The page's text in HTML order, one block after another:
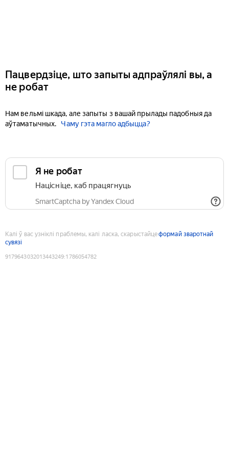
Пацвердзіце, што запыты адпраўлялі вы, а
не робат
Нам вельмі шкада, але запыты з вашай прылады падобныя да
аўтаматычных.
Чаму гэта магло адбыцца?
Я не робат
Націсніце, каб працягнуць
SmartCaptcha by Yandex Cloud
Калі ў вас узніклі праблемы, калі ласка, скарыстайцеформай зваротнай
сувязі
9179643032013443249:1786054782